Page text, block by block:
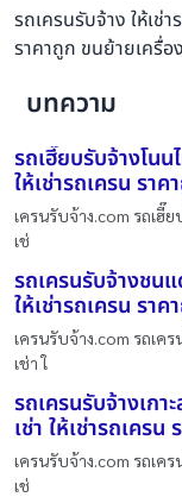
รถเครนรับจ้าง ให้เช่
ราคาถูก ขนย้ายเครื่
บทความ
รถเฮี๊ยบรับจ้างโนน
ให้เช่ารถเครน ราค
เครนรับจ้าง.com รถเฮี๊
เช่
รถเครนรับจ้างชน
ให้เช่ารถเครน ราค
เครนรับจ้าง.com รถเค
เช่า ใ
รถเครนรับจ้างเกา
เช่า ให้เช่ารถเครน
เครนรับจ้าง.com รถเค
เช่